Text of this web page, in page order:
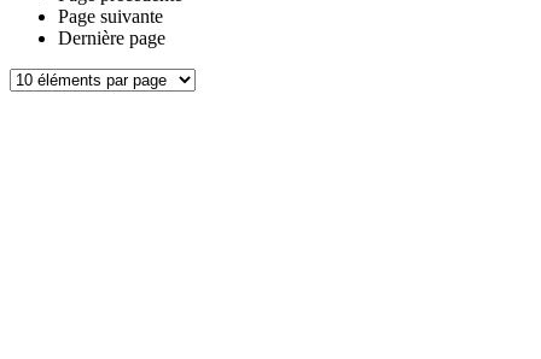
Page suivante
Dernière page